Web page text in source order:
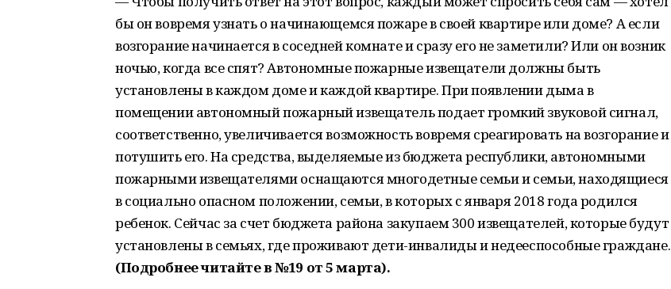
бы он вовремя узнать о начинающемся пожаре в своей квартире или доме? А если
возгорание начинается в соседней комнате и сразу его не заметили? Или он возник
ночью, когда все спят? Автономные пожарные извещатели должны быть
установлены в каждом доме и каждой квартире. При появлении дыма в
помещении автономный пожарный извещатель подает громкий звуковой сигнал,
соответственно, увеличивается возможность вовремя среагировать на возгорание и
потушить его. На средства, выделяемые из бюджета республики, автономными
пожарными извещателями оснащаются многодетные семьи и семьи, находящиеся
в социально опасном положении, семьи, в которых с января 2018 года родился
ребенок. Сейчас за счет бюджета района закупаем 300 извещателей, которые будут
установлены в семьях, где проживают дети-инвалиды и недееспособные граждане.
(Подробнее читайте в №19 от 5 марта).